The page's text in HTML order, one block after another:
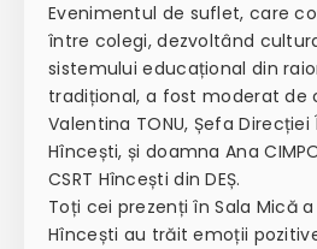
Evenimentul de suflet, care
între colegi, dezvoltând
sistemului educațional din
tradițional, a fost moderat de
Valentina TONU, Șefa
Hîncești, și doamna Ana
CSRT Hîncești din DEȘ.
Toți cei prezenți în Sala Mică
Hîncești au trăit emoții